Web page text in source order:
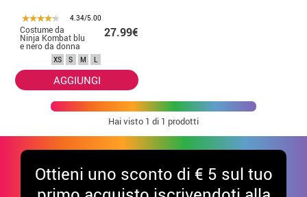
4.34/5.00
Costume da
Ninja Kombat blu
e nero da donna
27.99€
XS S M L
AGGIUNGI
Hai visto 1 di 1 prodotti
Ottieni uno sconto di € 5 sul tuo